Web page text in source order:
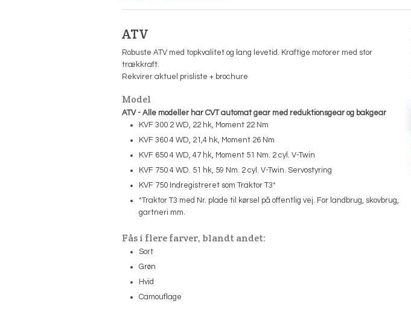
​ATV
​Robuste ATV med topkvalitet og lang levetid. Kraftige motorer med stor
trækkraft.
​Rekvirer aktuel prisliste + brochure
Model
ATV - Alle modeller har CVT automat gear med reduktionsgear og bakgear
​KVF 300 2 WD, 22 hk, Moment 22 Nm
KVF 360 4 WD, 21,4 hk, Moment 26 Nm
KVF 650 4 WD, 47 hk, Moment 51 Nm. 2 cyl. V-Twin
KVF 750 4 WD. 51 hk, 59 Nm. 2 cyl. V-Twin. Servostyring
KVF 750 Indregistreret som Traktor T3*
*Traktor T3 med Nr. plade til kørsel på offentlig vej. For landbrug, skovbrug,
gartneri mm​.
​Fås i flere farver, blandt andet:
Sort
Grøn
Hvid
Camouflage